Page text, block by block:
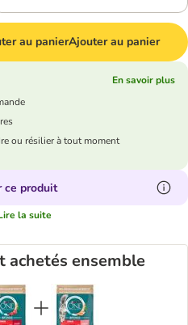
au panierAjouter au panier
En savoir plus
ou résilier à tout moment
ce produit
la suite
ensemble